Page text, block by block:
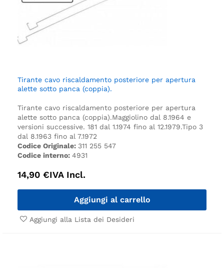
Tirante cavo riscaldamento posteriore per apertura
alette sotto panca (coppia).
Tirante cavo riscaldamento posteriore per apertura
alette sotto panca (coppia).Maggiolino dal 8.1964 e
versioni successive. 181 dal 1.1974 fino al 12.1979.Tipo 3
dal 8.1963 fino al 7.1972
Codice Originale: 311 255 547
Codice interno: 4931
14,90 €IVA Incl.
Aggiungi al carrello
Aggiungi alla Lista dei Desideri